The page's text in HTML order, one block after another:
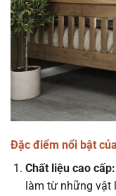
Đặc điểm nổi bật
Chất liệu cao cấp:
làm từ những vật